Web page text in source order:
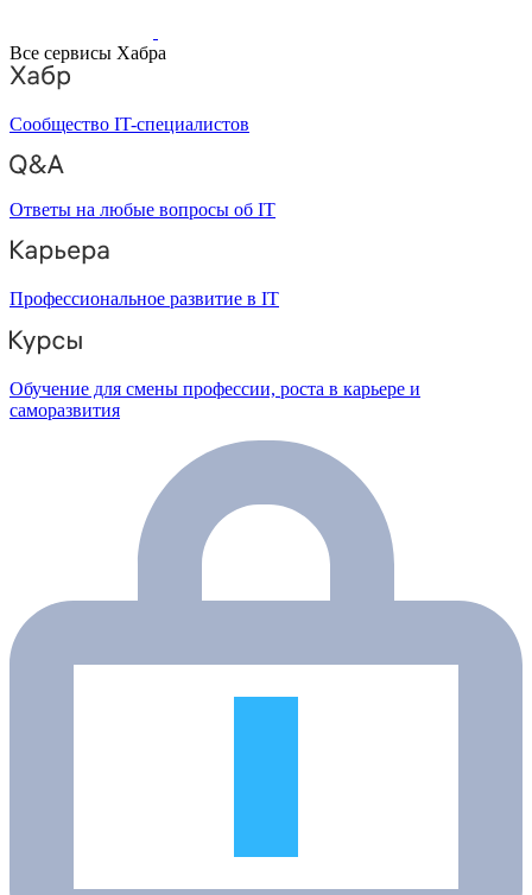
Все сервисы Хабра
Сообщество IT-специалистов
Ответы на любые вопросы об IT
Профессиональное развитие в IT
Обучение для смены профессии, роста в карьере и
саморазвития